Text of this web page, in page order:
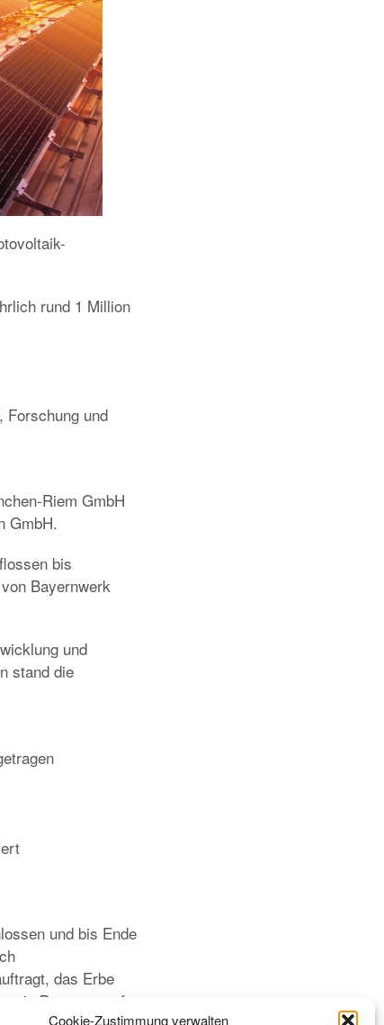
Cookie-Zustimmung verwalten
rund 1 Million
Forschung und
Riem GmbH
GmbH.
bis
Bayernwerk
und
stand die
und bis Ende
das Erbe
Bayern – ggf.